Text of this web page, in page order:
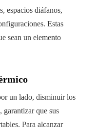
espacios diáfanos,
Estas
sean un elemento
un lado, disminuir los
garantizar que sus
Para alcanzar